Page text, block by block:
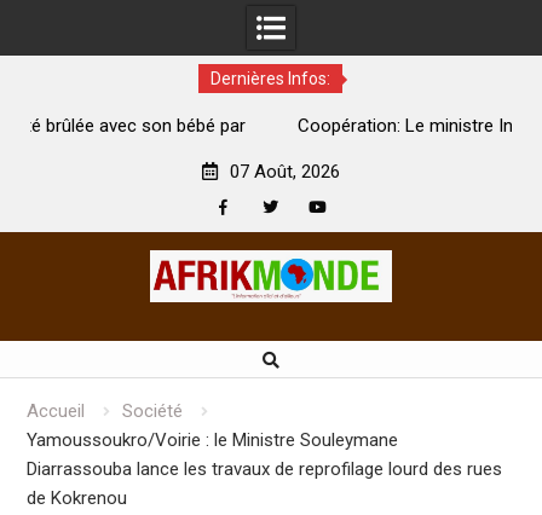
Dernières Infos:
Coopération: Le ministre Indien Kirti Vardhan Singh à
07 Août, 2026
Accueil
Société
Yamoussoukro/Voirie : le Ministre Souleymane
Diarrassouba lance les travaux de reprofilage lourd des rues
de Kokrenou